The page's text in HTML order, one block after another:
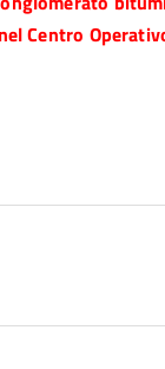
Centro